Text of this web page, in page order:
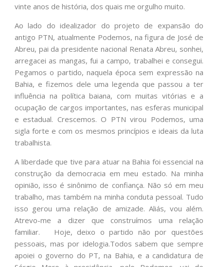
vinte anos de história, dos quais me orgulho muito.
Ao lado do idealizador do projeto de expansão do
antigo PTN, atualmente Podemos, na figura de José de
Abreu, pai da presidente nacional Renata Abreu, sonhei,
arregacei as mangas, fui a campo, trabalhei e consegui.
Pegamos o partido, naquela época sem expressão na
Bahia, e fizemos dele uma legenda que passou a ter
influência na política baiana, com muitas vitórias e a
ocupação de cargos importantes, nas esferas municipal
e estadual. Crescemos. O PTN virou Podemos, uma
sigla forte e com os mesmos princípios e ideais da luta
trabalhista.
A liberdade que tive para atuar na Bahia foi essencial na
construção da democracia em meu estado. Na minha
opinião, isso é sinônimo de confiança. Não só em meu
trabalho, mas também na minha conduta pessoal. Tudo
isso gerou uma relação de amizade. Aliás, vou além.
Atrevo-me a dizer que construímos uma relação
familiar. Hoje, deixo o partido não por questões
pessoais, mas por idelogia.Todos sabem que sempre
apoiei o governo do PT, na Bahia, e a candidatura de